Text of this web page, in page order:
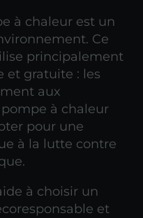
à chaleur est un
Ce
principalement
et gratuite : les
aux
à chaleur
pour une
à la lutte contre
à choisir un
et